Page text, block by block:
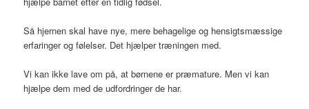
Så hjernen skal have nye, mere behagelige og hensigtsmæssige
erfaringer og følelser. Det hjælper træningen med.
Vi kan ikke lave om på, at børnene er præmature. Men vi kan
hjælpe dem med de udfordringer de har.